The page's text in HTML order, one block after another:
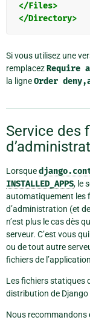
</Files>
</Directory>
Si vous utilisez une
remplacezRequire
la ligneOrder
Service des
Lorsque
INSTALLED_APPS, le
automatiquement les
d’administration (et
n’est plus le cas dès
serveur. C’est vous
ou de tout autre
fichiers de
Les fichiers statiques
distribution de Django
Nous recommandons